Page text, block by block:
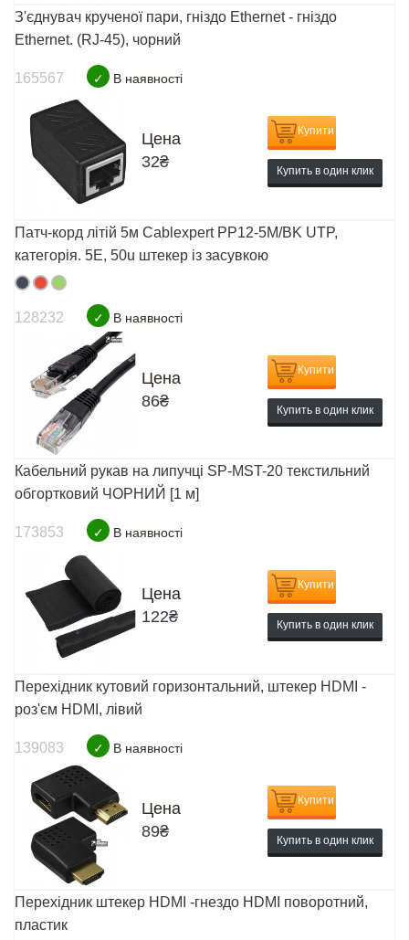
З'єднувач крученої пари, гніздо Ethernet - гніздо
Ethernet. (RJ-45), чорний
165567 ✓ В наявності
Цена
32₴
Купити
Купить в один клик
Патч-корд літій 5м Cablexpert PP12-5M/BK UTP,
категорія. 5E, 50u штекер із засувкою
128232 ✓ В наявності
Цена
86₴
Купити
Купить в один клик
Кабельний рукав на липучці SP-MST-20 текстильний
обгортковий ЧОРНИЙ [1 м]
173853 ✓ В наявності
Цена
122₴
Купити
Купить в один клик
Перехідник кутовий горизонтальний, штекер HDMI -
роз'єм HDMI, лівий
139083 ✓ В наявності
Цена
89₴
Купити
Купить в один клик
Перехідник штекер HDMI -гнездо HDMI поворотний,
пластик